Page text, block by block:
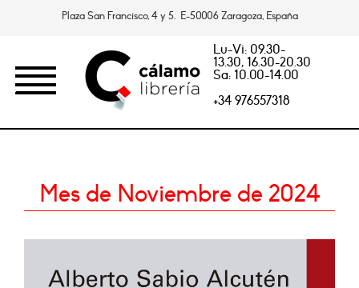
Plaza San Francisco, 4 y 5. E-50006 Zaragoza, España
Lu-Vi: 09.30-
13.30, 16.30-20.30
Sa: 10.00-14.00
+34 976557318
Mes de Noviembre de 2024